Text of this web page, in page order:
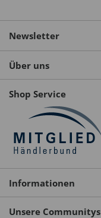
Newsletter
Über uns
Shop Service
Informationen
Unsere Communitys